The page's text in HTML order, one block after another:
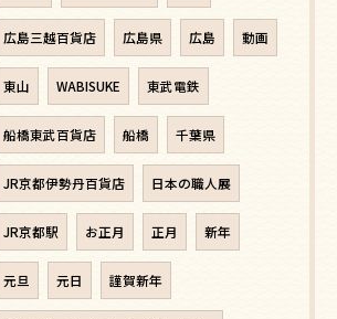
広島三越百貨店 広島県 広島 動画
東山 WABISUKE 東武電鉄
船橋東武百貨店 船橋 千葉県
JR京都伊勢丹百貨店 日本の職人展
JR京都駅 お正月 正月 新年
元旦 元日 謹賀新年